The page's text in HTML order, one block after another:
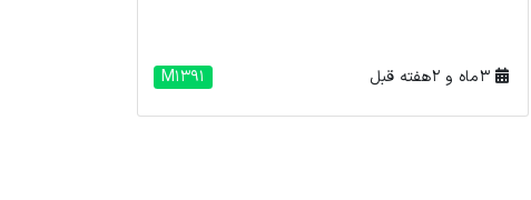
3 ماه و 2 هفته قبل M1391